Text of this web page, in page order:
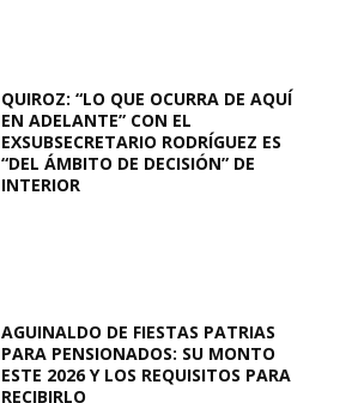
QUIROZ: “LO QUE OCURRA DE AQUÍ
EN ADELANTE” CON EL
EXSUBSECRETARIO RODRÍGUEZ ES
“DEL ÁMBITO DE DECISIÓN” DE
INTERIOR
AGUINALDO DE FIESTAS PATRIAS
PARA PENSIONADOS: SU MONTO
ESTE 2026 Y LOS REQUISITOS PARA
RECIBIRLO